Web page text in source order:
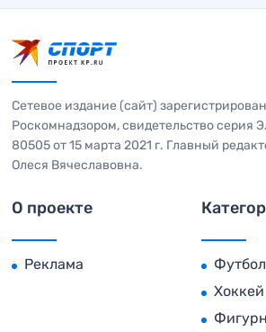
Сетевое издание (сайт)
Роскомнадзором, свидетельство серия
80505 от 15 марта 2021 г. Главный
Олеся Вячеславовна.
О проекте
Реклама
Футбол
Хоккей